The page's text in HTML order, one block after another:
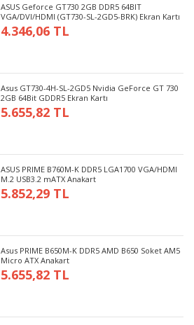
ASUS Geforce GT730 2GB DDR5 64BIT
VGA/DVI/HDMI (GT730-SL-2GD5-BRK) Ekran Kartı
4.346,06 TL
Asus GT730-4H-SL-2GD5 Nvidia GeForce GT 730
2GB 64Bit GDDR5 Ekran Kartı
5.655,82 TL
ASUS PRIME B760M-K DDR5 LGA1700 VGA/HDMI
M.2 USB3.2 mATX Anakart
5.852,29 TL
Asus PRIME B650M-K DDR5 AMD B650 Soket AM5
Micro ATX Anakart
5.655,82 TL